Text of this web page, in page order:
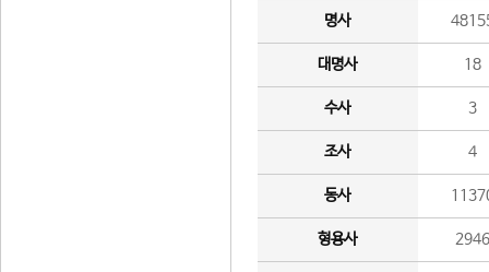
명사
대명사 18
수사 3
조사 4
동사
형용사 2946